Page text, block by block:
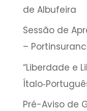
de Albufeira
Sessão de
–
“Liberdade e
Pré-Aviso de